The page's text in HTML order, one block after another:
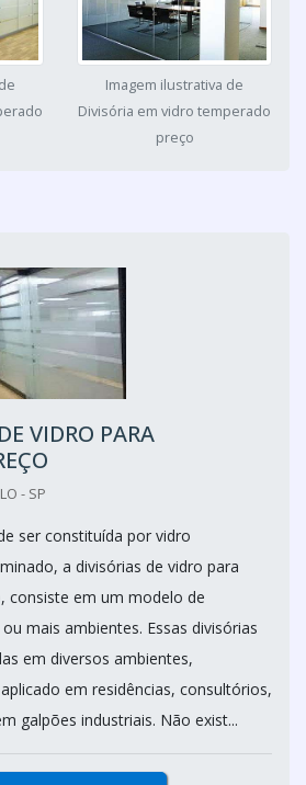
Imagem ilustrativa de
Divisória em vidro temperado
preço
VIDRO PARA
- SP
ser constituída por vidro
a divisórias de vidro para
consiste em um modelo de
mais ambientes. Essas divisórias
em diversos ambientes,
em residências, consultórios,
galpões industriais. Não exist...